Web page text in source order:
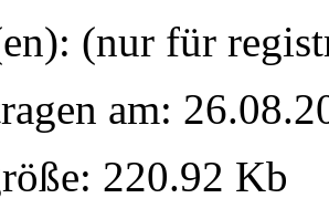
(nur für
am:
220.92 Kb